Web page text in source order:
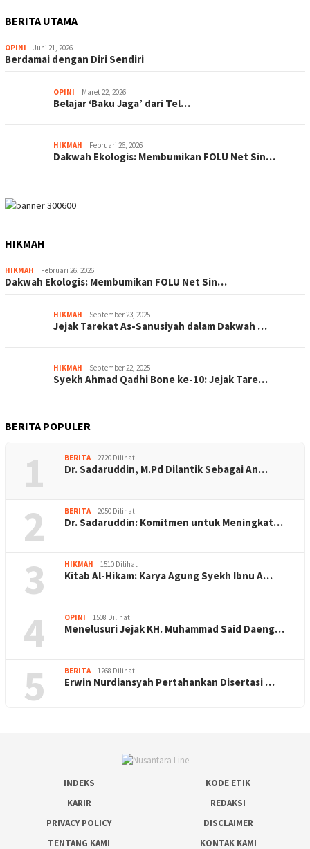
BERITA UTAMA
OPINI Juni 21, 2026
Berdamai dengan Diri Sendiri
OPINI Maret 22, 2026
Belajar ‘Baku Jaga’ dari Tel…
HIKMAH Februari 26, 2026
Dakwah Ekologis: Membumikan FOLU Net Sin…
HIKMAH
HIKMAH Februari 26, 2026
Dakwah Ekologis: Membumikan FOLU Net Sin…
HIKMAH September 23, 2025
Jejak Tarekat As-Sanusiyah dalam Dakwah …
HIKMAH September 22, 2025
Syekh Ahmad Qadhi Bone ke-10: Jejak Tare…
BERITA POPULER
1 BERITA 2720 Dilihat
Dr. Sadaruddin, M.Pd Dilantik Sebagai An…
2 BERITA 2050 Dilihat
Dr. Sadaruddin: Komitmen untuk Meningkat…
3 HIKMAH 1510 Dilihat
Kitab Al-Hikam: Karya Agung Syekh Ibnu A…
4 OPINI 1508 Dilihat
Menelusuri Jejak KH. Muhammad Said Daeng…
5 BERITA 1268 Dilihat
Erwin Nurdiansyah Pertahankan Disertasi …
INDEKS
KODE ETIK
KARIR
REDAKSI
PRIVACY POLICY
DISCLAIMER
TENTANG KAMI
KONTAK KAMI